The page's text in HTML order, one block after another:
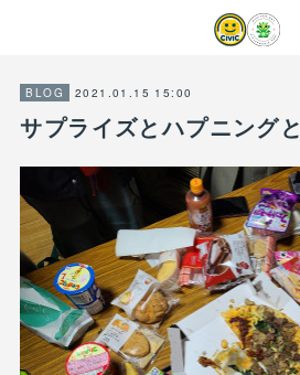
BLOG 2021.01.15 15:00
サプライズとハプニングと